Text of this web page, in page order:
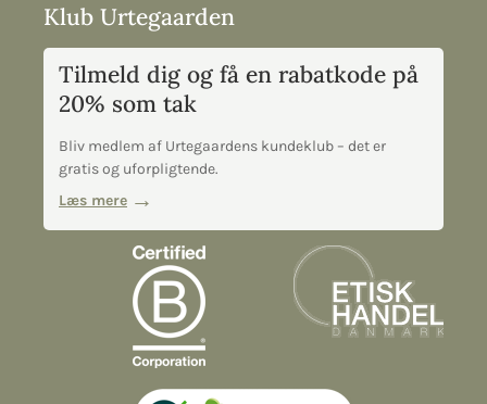
Klub Urtegaarden
Tilmeld dig og få en rabatkode på
20% som tak
Bliv medlem af Urtegaardens kundeklub – det er
gratis og uforpligtende.
Læs mere